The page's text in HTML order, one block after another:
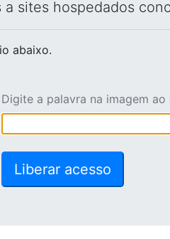
sites hospedados
abaixo.
Digite a palavra na imagem